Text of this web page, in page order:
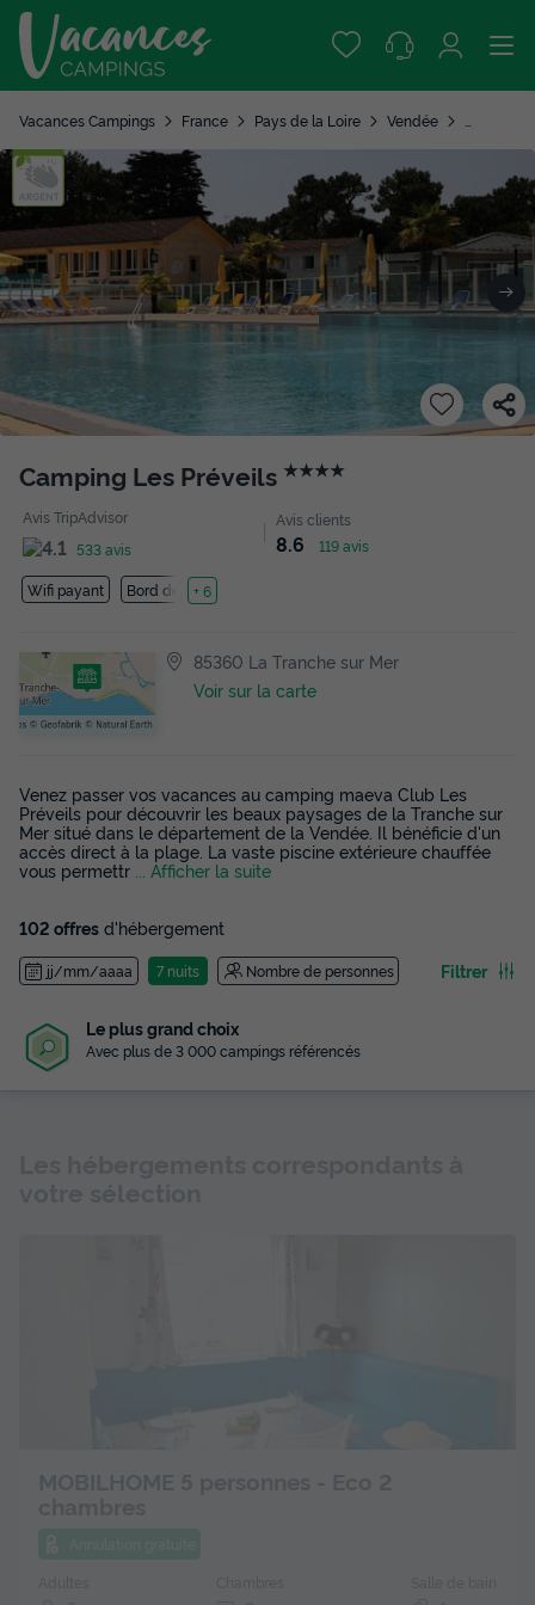
Vacances Campings France Pays de la Loire Vendée
Camping Les Préveils ★★★★
Avis TripAdvisor
533 avis
Avis clients
8.6 119 avis
Wifi payant Bord de mer
+ 6
85360 La Tranche sur Mer
Voir sur la carte
Venez passer vos vacances au camping maeva Club Les
Préveils pour découvrir les beaux paysages de la Tranche sur
Mer situé dans le département de la Vendée. Il bénéficie d'un
accès direct à la plage. La vaste piscine extérieure chauffée
vous permettr
... Afficher la suite
102 offres d'hébergement
jj/mm/aaaa 7 nuits Nombre de personnes Filtrer
Le plus grand choix
Avec plus de 3 000 campings référencés